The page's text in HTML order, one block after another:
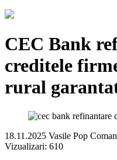
CEC Bank
creditele
rural
18.11.2025 Vasile Pop Coman
Vizualizari: 610